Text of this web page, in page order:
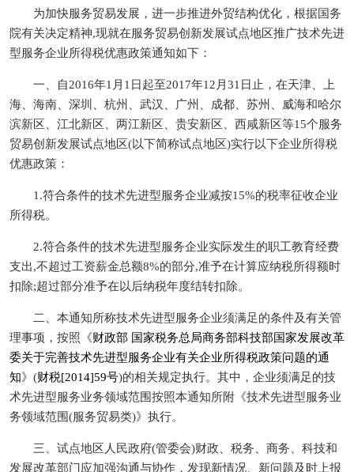
为加快服务贸易发展，进一步推进外贸结构优化，根据国务
院有关决定精神,现就在服务贸易创新发展试点地区推广技术先进
型服务企业所得税优惠政策通知如下：
一、自2016年1月1日起至2017年12月31日止，在天津、上
海、海南、深圳、杭州、武汉、广州、成都、苏州、威海和哈尔
滨新区、江北新区、两江新区、贵安新区、西咸新区等15个服务
贸易创新发展试点地区(以下简称试点地区)实行以下企业所得税
优惠政策：
1.符合条件的技术先进型服务企业减按15%的税率征收企业
所得税。
2.符合条件的技术先进型服务企业实际发生的职工教育经费
支出,不超过工资薪金总额8%的部分,准予在计算应纳税所得额时
扣除;超过部分准予在以后纳税年度结转扣除。
二、本通知所称技术先进型服务企业须满足的条件及有关管
理事项，按照《财政部 国家税务总局商务部科技部国家发展改革
委关于完善技术先进型服务企业有关企业所得税政策问题的通
知》(财税[2014]59号)的相关规定执行。其中，企业须满足的技
术先进型服务业务领域范围按照本通知所附《技术先进型服务业
务领域范围(服务贸易类)》执行。
三、试点地区人民政府(管委会)财政、税务、商务、科技和
发展改革部门应加强沟通与协作，发现新情况、新问题及时上报